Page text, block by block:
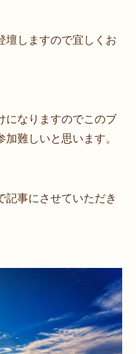
壇しますので宜しくお
になりますのでこのブ
難しいと思います。
記事にさせていただき